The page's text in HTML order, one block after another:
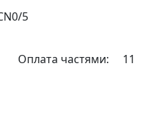
0/5
Оплата частями: 11